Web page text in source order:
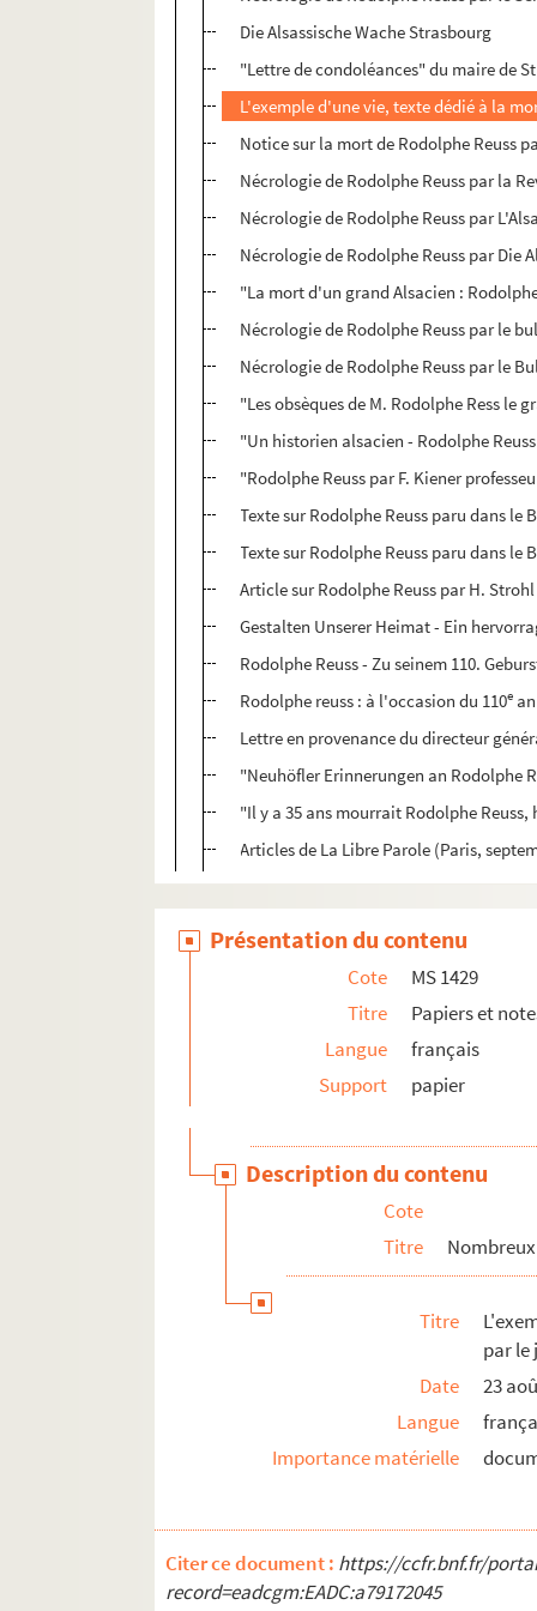
Die Alsassische Wache Strasbourg
"Lettre de condoléances" du maire de
L'exemple d'une vie, texte dédié à la
Notice sur la mort de Rodolphe Reuss
Nécrologie de Rodolphe Reuss par la
Nécrologie de Rodolphe Reuss par
Nécrologie de Rodolphe Reuss par Die
"La mort d'un grand Alsacien :
Nécrologie de Rodolphe Reuss par le
Nécrologie de Rodolphe Reuss par le
"Les obsèques de M. Rodolphe Ress le
"Un historien alsacien - Rodolphe
"Rodolphe Reuss par F. Kiener
Texte sur Rodolphe Reuss paru dans
Texte sur Rodolphe Reuss paru dans
Article sur Rodolphe Reuss par H.
Gestalten Unserer Heimat - Ein
Rodolphe Reuss - Zu seinem 110.
Rodolphe reuss : à l'occasion du 110e
Lettre en provenance du directeur
"Neuhöfler Erinnerungen an Rodolphe
"Il y a 35 ans mourrait Rodolphe
Articles de La Libre Parole (Paris,
Présentation du contenu
Cote
MS 1429
Titre
Papiers et
Langue
français
Support
papier
Description du contenu
Cote
Titre
Titre
par le
Date
23
Langue
Importance matérielle
Citer ce document : https://ccfr.bnf.fr/
record=eadcgm:EADC:a79172045